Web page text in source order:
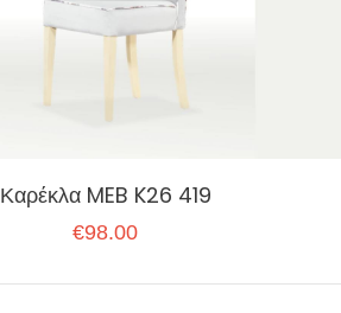
Καρέκλα MEB K26 419
€98.00